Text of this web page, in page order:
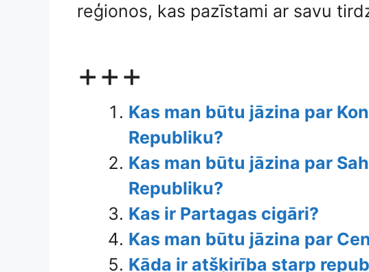
reģionos, kas pazīstami ar savu
+++
Kas man būtu jāzina par
Republiku?
Kas man būtu jāzina par
Republiku?
Kas ir Partagas cigāri?
Kas man būtu jāzina par
Kāda ir atšķirība starp